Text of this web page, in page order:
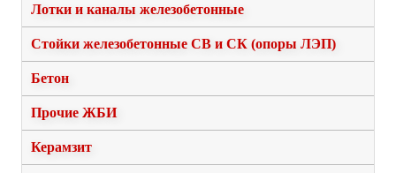
Лотки и каналы железобетонные
Стойки железобетонные СВ и СК (опоры ЛЭП)
Бетон
Прочие ЖБИ
Керамзит